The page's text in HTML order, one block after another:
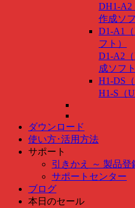
DH1-A2
作成ソ
D1-A1
フト）
D1-A2
成ソフト
H1-DS
H1-S（
ダウンロード
使い方･活用方法
サポート
引きかえ ～ 製品登
サポートセンター
ブログ
本日のセール